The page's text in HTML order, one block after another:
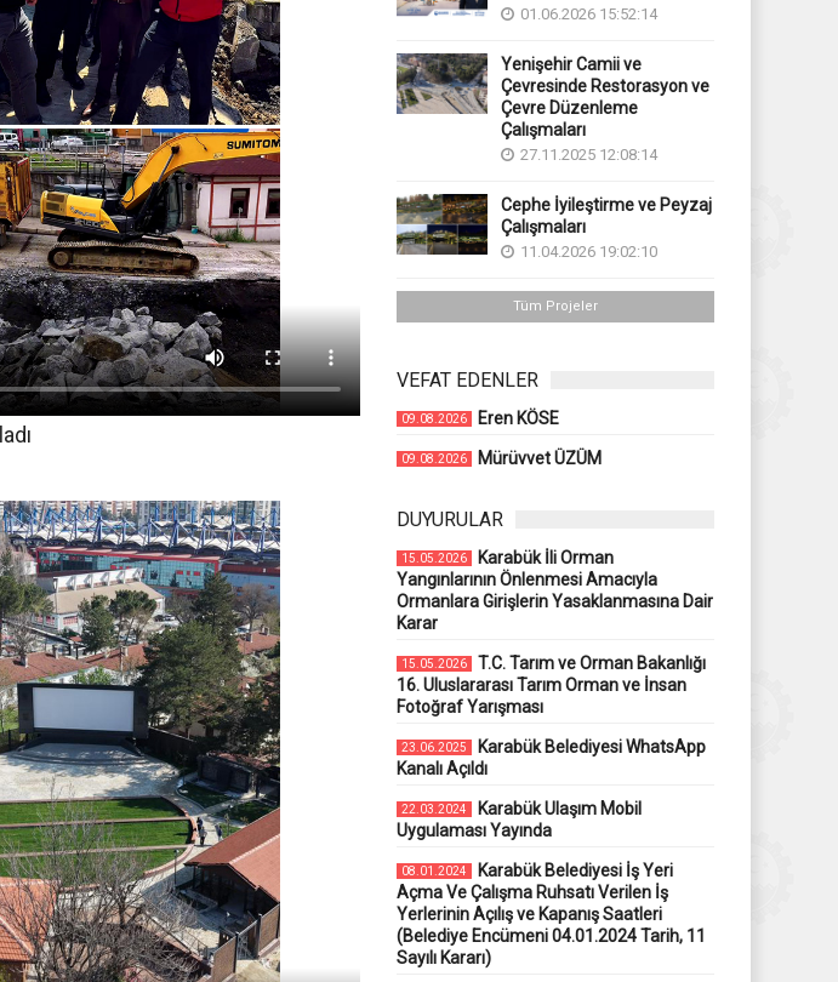
01.06.2026 15:52:14
Yenişehir Camii ve
Çevresinde Restorasyon ve
Çevre Düzenleme
Çalışmaları
27.11.2025 12:08:14
Cephe İyileştirme ve Peyzaj
Çalışmaları
11.04.2026 19:02:10
Tüm Projeler
VEFAT EDENLER
09.08.2026 Eren KÖSE
09.08.2026 Mürüvvet ÜZÜM
DUYURULAR
15.05.2026
Karabük İli Orman
Yangınlarının Önlenmesi Amacıyla
Ormanlara Girişlerin Yasaklanmasına Dair
Karar
15.05.2026
T.C. Tarım ve Orman Bakanlığı
16. Uluslararası Tarım Orman ve İnsan
Fotoğraf Yarışması
23.06.2025
Karabük Belediyesi WhatsApp
Kanalı Açıldı
22.03.2024
Karabük Ulaşım Mobil
Uygulaması Yayında
08.01.2024
Karabük Belediyesi İş Yeri
Açma Ve Çalışma Ruhsatı Verilen İş
Yerlerinin Açılış ve Kapanış Saatleri
(Belediye Encümeni 04.01.2024 Tarih, 11
Sayılı Kararı)